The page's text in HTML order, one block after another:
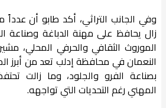
وفي الجانب التراثي، أكد طابو أن
زال يحافظ على مهنة الدباغة وصناعة
الموروث الثقافي والحرفي المحلي،
النعمان في محافظة إدلب تعد من أبرز
بصناعة الفرو والجلود، وما زالت
المهني رغم التحديات التي تواجهه.